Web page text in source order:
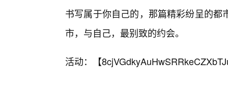
书写属于你自己的，那篇精彩纷呈的
市，与自己，最别致的约会。
活动：【